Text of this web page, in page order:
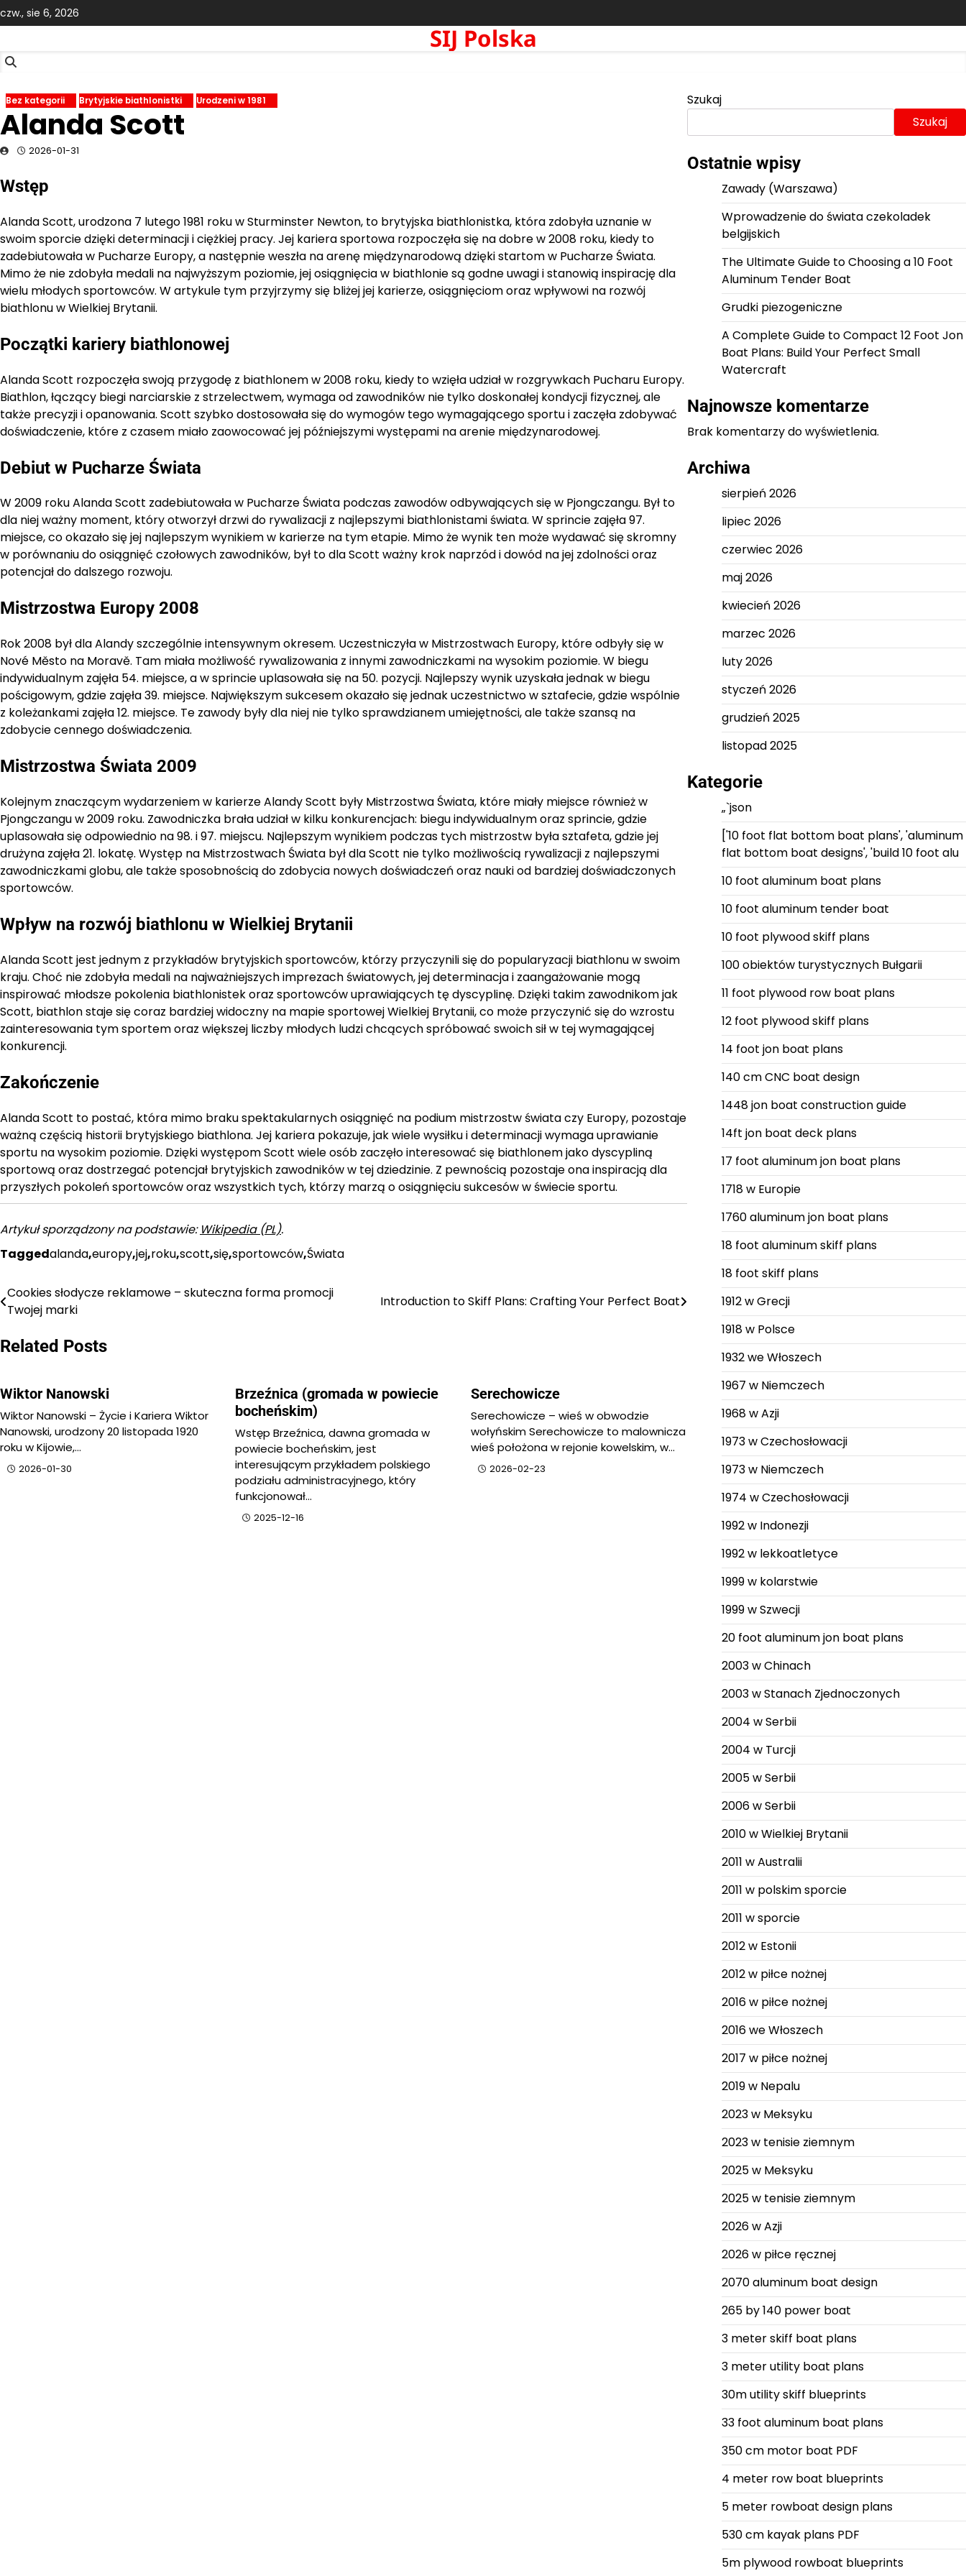
Skip
to
czw., sie 6, 2026
SIJ Polska
Bez kategorii Brytyjskie biathlonistki Urodzeni w 1981
Alanda Scott
2026-01-31
Wstęp
Alanda Scott, urodzona 7 lutego 1981 roku w Sturminster Newton, to brytyjska biathlonistka, która zdobyła uznanie w
swoim sporcie dzięki determinacji i ciężkiej pracy. Jej kariera sportowa rozpoczęła się na dobre w 2008 roku, kiedy to
zadebiutowała w Pucharze Europy, a następnie weszła na arenę międzynarodową dzięki startom w Pucharze Świata.
Mimo że nie zdobyła medali na najwyższym poziomie, jej osiągnięcia w biathlonie są godne uwagi i stanowią inspirację dla
wielu młodych sportowców. W artykule tym przyjrzymy się bliżej jej karierze, osiągnięciom oraz wpływowi na rozwój
biathlonu w Wielkiej Brytanii.
Początki kariery biathlonowej
Alanda Scott rozpoczęła swoją przygodę z biathlonem w 2008 roku, kiedy to wzięła udział w rozgrywkach Pucharu Europy.
Biathlon, łączący biegi narciarskie z strzelectwem, wymaga od zawodników nie tylko doskonałej kondycji fizycznej, ale
także precyzji i opanowania. Scott szybko dostosowała się do wymogów tego wymagającego sportu i zaczęła zdobywać
doświadczenie, które z czasem miało zaowocować jej późniejszymi występami na arenie międzynarodowej.
Debiut w Pucharze Świata
W 2009 roku Alanda Scott zadebiutowała w Pucharze Świata podczas zawodów odbywających się w Pjongczangu. Był to
dla niej ważny moment, który otworzył drzwi do rywalizacji z najlepszymi biathlonistami świata. W sprincie zajęła 97.
miejsce, co okazało się jej najlepszym wynikiem w karierze na tym etapie. Mimo że wynik ten może wydawać się skromny
w porównaniu do osiągnięć czołowych zawodników, był to dla Scott ważny krok naprzód i dowód na jej zdolności oraz
potencjał do dalszego rozwoju.
Mistrzostwa Europy 2008
Rok 2008 był dla Alandy szczególnie intensywnym okresem. Uczestniczyła w Mistrzostwach Europy, które odbyły się w
Nové Město na Moravě. Tam miała możliwość rywalizowania z innymi zawodniczkami na wysokim poziomie. W biegu
indywidualnym zajęła 54. miejsce, a w sprincie uplasowała się na 50. pozycji. Najlepszy wynik uzyskała jednak w biegu
pościgowym, gdzie zajęła 39. miejsce. Największym sukcesem okazało się jednak uczestnictwo w sztafecie, gdzie wspólnie
z koleżankami zajęła 12. miejsce. Te zawody były dla niej nie tylko sprawdzianem umiejętności, ale także szansą na
zdobycie cennego doświadczenia.
Mistrzostwa Świata 2009
Kolejnym znaczącym wydarzeniem w karierze Alandy Scott były Mistrzostwa Świata, które miały miejsce również w
Pjongczangu w 2009 roku. Zawodniczka brała udział w kilku konkurencjach: biegu indywidualnym oraz sprincie, gdzie
uplasowała się odpowiednio na 98. i 97. miejscu. Najlepszym wynikiem podczas tych mistrzostw była sztafeta, gdzie jej
drużyna zajęła 21. lokatę. Występ na Mistrzostwach Świata był dla Scott nie tylko możliwością rywalizacji z najlepszymi
zawodniczkami globu, ale także sposobnością do zdobycia nowych doświadczeń oraz nauki od bardziej doświadczonych
sportowców.
Wpływ na rozwój biathlonu w Wielkiej Brytanii
Alanda Scott jest jednym z przykładów brytyjskich sportowców, którzy przyczynili się do popularyzacji biathlonu w swoim
kraju. Choć nie zdobyła medali na najważniejszych imprezach światowych, jej determinacja i zaangażowanie mogą
inspirować młodsze pokolenia biathlonistek oraz sportowców uprawiających tę dyscyplinę. Dzięki takim zawodnikom jak
Scott, biathlon staje się coraz bardziej widoczny na mapie sportowej Wielkiej Brytanii, co może przyczynić się do wzrostu
zainteresowania tym sportem oraz większej liczby młodych ludzi chcących spróbować swoich sił w tej wymagającej
konkurencji.
Zakończenie
Alanda Scott to postać, która mimo braku spektakularnych osiągnięć na podium mistrzostw świata czy Europy, pozostaje
ważną częścią historii brytyjskiego biathlona. Jej kariera pokazuje, jak wiele wysiłku i determinacji wymaga uprawianie
sportu na wysokim poziomie. Dzięki występom Scott wiele osób zaczęło interesować się biathlonem jako dyscypliną
sportową oraz dostrzegać potencjał brytyjskich zawodników w tej dziedzinie. Z pewnością pozostaje ona inspiracją dla
przyszłych pokoleń sportowców oraz wszystkich tych, którzy marzą o osiągnięciu sukcesów w świecie sportu.
Artykuł sporządzony na podstawie: Wikipedia (PL).
Taggedalanda,europy,jej,roku,scott,się,sportowców,Świata
Nawigacja
wpisu
Cookies słodycze reklamowe – skuteczna forma promocji
Twojej marki
Introduction to Skiff Plans: Crafting Your Perfect Boat
Related Posts
Wiktor Nanowski
Wiktor Nanowski – Życie i Kariera Wiktor
Nanowski, urodzony 20 listopada 1920
roku w Kijowie,…
2026-01-30
Brzeźnica (gromada w powiecie
bocheńskim)
Wstęp Brzeźnica, dawna gromada w
powiecie bocheńskim, jest
interesującym przykładem polskiego
podziału administracyjnego, który
funkcjonował…
2025-12-16
Serechowicze
Serechowicze – wieś w obwodzie
wołyńskim Serechowicze to malownicza
wieś położona w rejonie kowelskim, w…
2026-02-23
Szukaj
Szukaj
Ostatnie wpisy
Zawady (Warszawa)
Wprowadzenie do świata czekoladek
belgijskich
The Ultimate Guide to Choosing a 10 Foot
Aluminum Tender Boat
Grudki piezogeniczne
A Complete Guide to Compact 12 Foot Jon
Boat Plans: Build Your Perfect Small
Watercraft
Najnowsze komentarze
Brak komentarzy do wyświetlenia.
Archiwa
sierpień 2026
lipiec 2026
czerwiec 2026
maj 2026
kwiecień 2026
marzec 2026
luty 2026
styczeń 2026
grudzień 2025
listopad 2025
Kategorie
„`json
['10 foot flat bottom boat plans', 'aluminum
flat bottom boat designs', 'build 10 foot alu
10 foot aluminum boat plans
10 foot aluminum tender boat
10 foot plywood skiff plans
100 obiektów turystycznych Bułgarii
11 foot plywood row boat plans
12 foot plywood skiff plans
14 foot jon boat plans
140 cm CNC boat design
1448 jon boat construction guide
14ft jon boat deck plans
17 foot aluminum jon boat plans
1718 w Europie
1760 aluminum jon boat plans
18 foot aluminum skiff plans
18 foot skiff plans
1912 w Grecji
1918 w Polsce
1932 we Włoszech
1967 w Niemczech
1968 w Azji
1973 w Czechosłowacji
1973 w Niemczech
1974 w Czechosłowacji
1992 w Indonezji
1992 w lekkoatletyce
1999 w kolarstwie
1999 w Szwecji
20 foot aluminum jon boat plans
2003 w Chinach
2003 w Stanach Zjednoczonych
2004 w Serbii
2004 w Turcji
2005 w Serbii
2006 w Serbii
2010 w Wielkiej Brytanii
2011 w Australii
2011 w polskim sporcie
2011 w sporcie
2012 w Estonii
2012 w piłce nożnej
2016 w piłce nożnej
2016 we Włoszech
2017 w piłce nożnej
2019 w Nepalu
2023 w Meksyku
2023 w tenisie ziemnym
2025 w Meksyku
2025 w tenisie ziemnym
2026 w Azji
2026 w piłce ręcznej
2070 aluminum boat design
265 by 140 power boat
3 meter skiff boat plans
3 meter utility boat plans
30m utility skiff blueprints
33 foot aluminum boat plans
350 cm motor boat PDF
4 meter row boat blueprints
5 meter rowboat design plans
530 cm kayak plans PDF
5m plywood rowboat blueprints